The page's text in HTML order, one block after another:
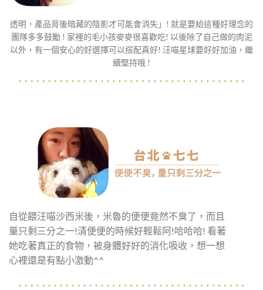
透明，產品背後暗藏的陰影才可能會消失」! 就是要給這種好理念的
團隊多多鼓勵 ! 家裡的毛小孩麥麥很喜歡吃! 以後除了自己做的肉泥
以外，有一個安心的好選擇可以搭配真好! 汪喵星球要好好加油，繼
續堅持哦 !
自從餵汪喵沙西米後，米魯的便便竟然不臭了，而且
量只剩三分之一!清便便的時候好輕鬆阿!哈哈哈! 看著
她吃著真正的食物，被身體好好的消化吸收，想一想
心裡還是有點小激動^^